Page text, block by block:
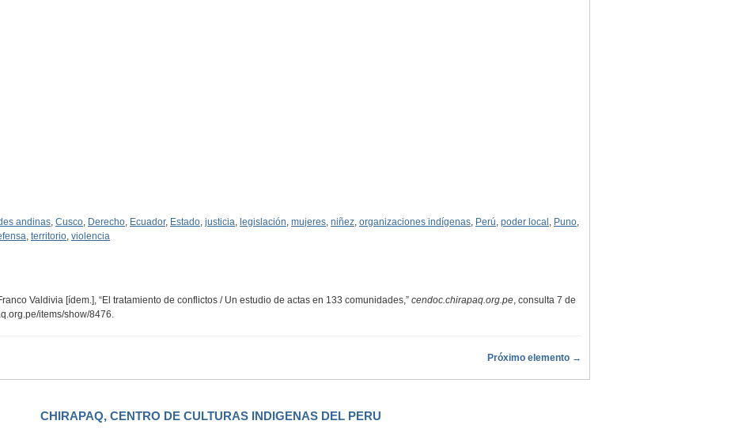
andinas Cusco Derecho Ecuador, Estado justicia legislación mujeres niñez organizaciones indígenas Perú poder local Puno
territorio violencia
Valdivia [ídem.], “El tratamiento de conflictos / Un estudio de actas en 133 comunidades,” cendoc.chirapaq.org.pe , consulta 7 de
items/show/8476
Próximo elemento →
CHIRAPAQ, CENTRO DE CULTURAS INDIGENAS DEL PERU